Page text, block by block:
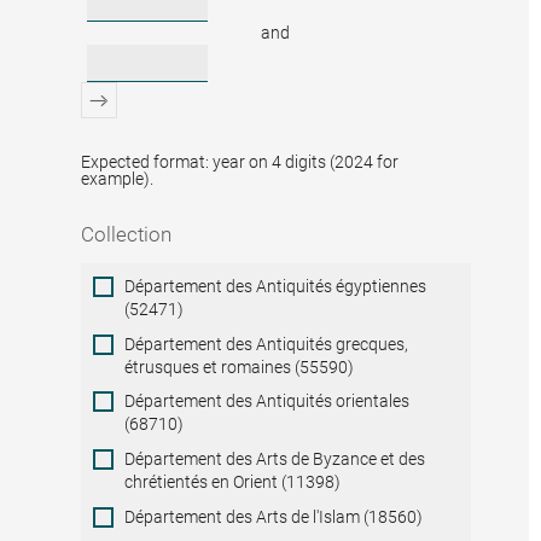
and
Expected format: year on 4 digits (2024 for
example).
Collection
Collection
Département des Antiquités égyptiennes
(52471)
Département des Antiquités grecques,
étrusques et romaines (55590)
Département des Antiquités orientales
(68710)
Département des Arts de Byzance et des
chrétientés en Orient (11398)
Département des Arts de l'Islam (18560)